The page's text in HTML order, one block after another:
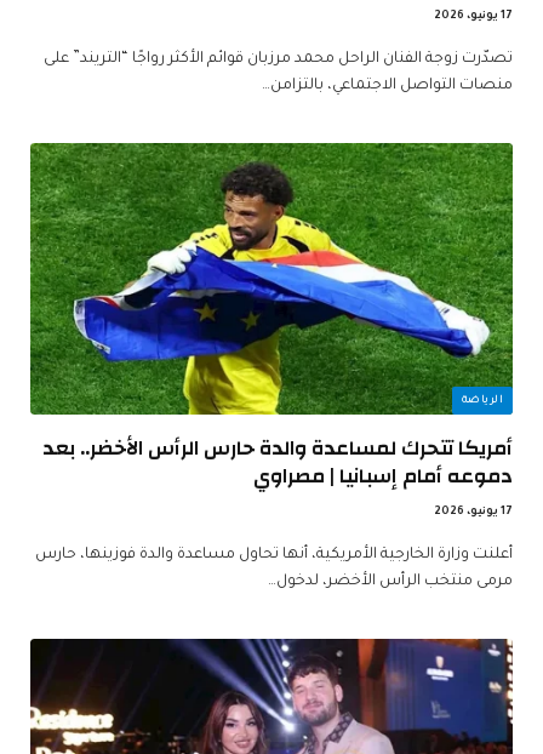
17 يونيو، 2026
تصدّرت زوجة الفنان الراحل محمد مرزبان قوائم الأكثر رواجًا “التريند” على
منصات التواصل الاجتماعي، بالتزامن…
الرياضة
أمريكا تتحرك لمساعدة والدة حارس الرأس الأخضر.. بعد
دموعه أمام إسبانيا | مصراوي
17 يونيو، 2026
أعلنت وزارة الخارجية الأمريكية، أنها تحاول مساعدة والدة فوزينها، حارس
مرمى منتخب الرأس الأخضر، لدخول…